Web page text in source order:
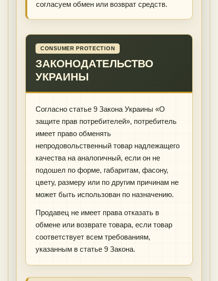
согласуем обмен или возврат средств.
CONSUMER PROTECTION
ЗАКОНОДАТЕЛЬСТВО
УКРАИНЫ
Согласно статье 9 Закона Украины «О
защите прав потребителей», потребитель
имеет право обменять
непродовольственный товар надлежащего
качества на аналогичный, если он не
подошел по форме, габаритам, фасону,
цвету, размеру или по другим причинам не
может быть использован по назначению.
Продавец не имеет права отказать в
обмене или возврате товара, если товар
соответствует всем требованиям,
указанным в статье 9 Закона.